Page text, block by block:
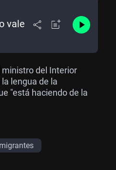
vale
ministro del Interior
lengua de la
"está haciendo de la
migrantes